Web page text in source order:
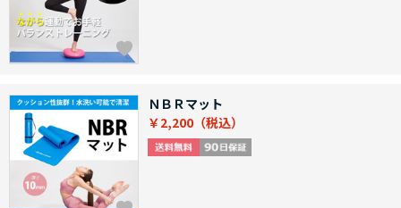
ＮＢＲマット
￥2,200